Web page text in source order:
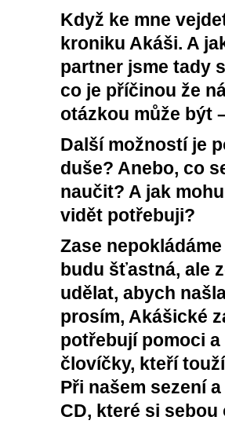
Když ke mne
kroniku Akáši. A
partner jsme tady
co je příčinou že
otázkou může být
Další možností je
duše? Anebo, co
naučit? A jak
vidět potřebuji?
Zase
budu šťastná, ale
udělat, abych
prosím, Akášické
potřebují pomoci
človíčky, kteří
Při našem sezení
CD, které si sebou